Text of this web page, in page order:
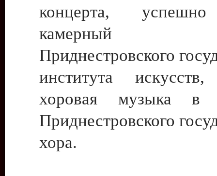
концерта,
камерный
Приднестровского
института искусств,
хоровая музыка в
Приднестровского
хора.